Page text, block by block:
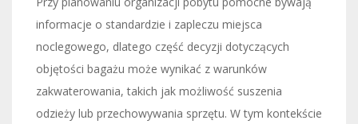
informacje o standardzie i zapleczu miejsca
noclegowego, dlatego część decyzji dotyczących
objętości bagażu może wynikać z warunków
zakwaterowania, takich jak możliwość suszenia
odzieży lub przechowywania sprzętu. W tym kontekście